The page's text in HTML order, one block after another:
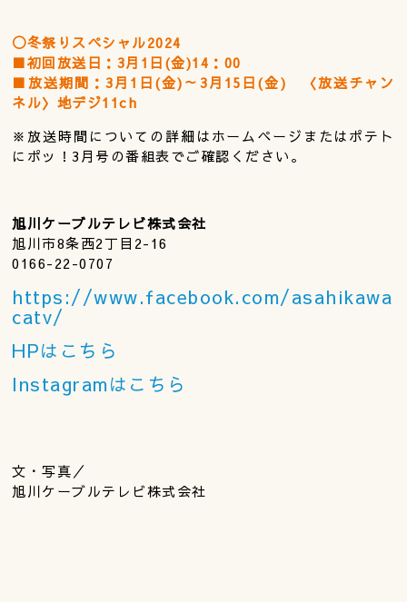
◯冬祭りスペシャル2024
■初回放送日：3月1日(金)14：00
■放送期間：3月1日(金)～3月15日(金) 〈放送チャン
ネル〉地デジ11ch
※放送時間についての詳細はホームページまたはポテト
にポッ！3月号の番組表でご確認ください。
旭川ケーブルテレビ株式会社
旭川市8条西2丁目2-16
0166-22-0707
https://www.facebook.com/asahikawa
catv/
HPはこちら
Instagramはこちら
文・写真／
旭川ケーブルテレビ株式会社